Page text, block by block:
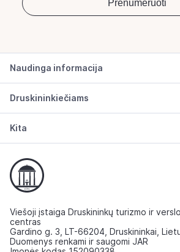
Naudinga informacija
Druskininkiečiams
Kita
Viešoji įstaiga Druskininkų turizmo ir
centras
Gardino g. 3, LT-66204, Druskininkai,
Duomenys renkami ir saugomi JAR